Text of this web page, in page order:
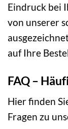
Eindruck bei
von unserer
auf Ihre
FAQ –
Hier finden
Fragen zu